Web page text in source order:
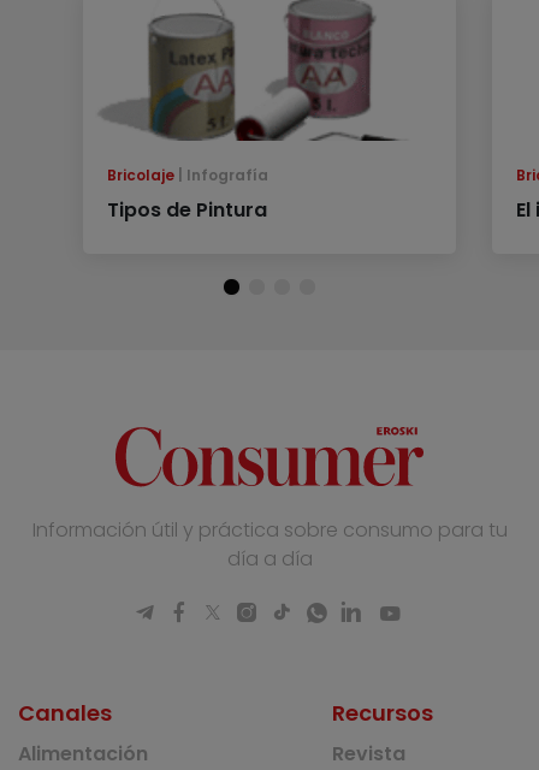
Bricolaje Infografía
Tipos de Pintura
Información útil y práctica sobre consumo para tu
día a día
Canales
Alimentación
Recursos
Revista